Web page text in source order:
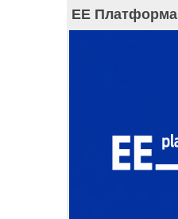
ЕЕ Платформа